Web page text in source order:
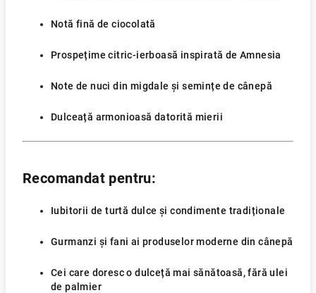
Notă fină de ciocolată
Prospețime citric-ierboasă inspirată de Amnesia
Note de nuci din migdale și semințe de cânepă
Dulceață armonioasă datorită mierii
Recomandat pentru:
Iubitorii de turtă dulce și condimente tradiționale
Gurmanzi și fani ai produselor moderne din cânepă
Cei care doresc o dulceță mai sănătoasă, fără ulei
de palmier